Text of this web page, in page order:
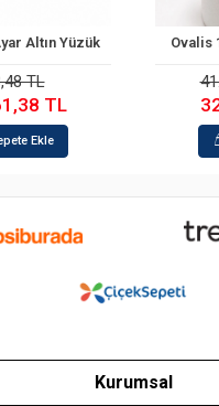
Sepete Ekle
Ovalis 14 Ayar Altın Yüzük
41.627,90 TL
32.838,90 TL
Kurumsal